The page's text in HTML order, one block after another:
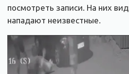
посмотреть записи. На них
нападают неизвестные.